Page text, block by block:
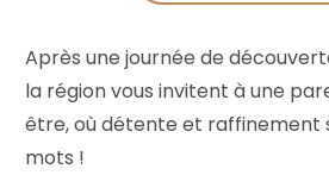
Après une journée de
la région vous invitent à une
être, où détente et raffinement
mots !